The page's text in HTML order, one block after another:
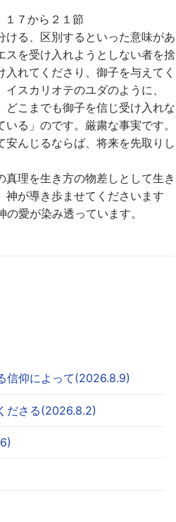
７から２１節
ける、区別するといった意味があ
スを受け入れようとしない者を捨
れてくださり、御子を与えてく
スカリオテのユダのように、
どこまでも御子を信じ受け入れな
る」のです。厳粛な事実です。
安んじるならば、将来を先取りし
真理を生き方の物差しとして生き
神が導き歩ませてくださいます
の愛が染み透っています。
信仰によって(2026.8.9)
ださる(2026.8.2)